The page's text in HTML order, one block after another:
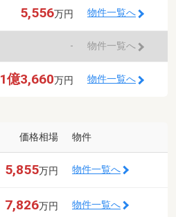
5,556万円 物件一覧へ
- 物件一覧へ
1億3,660万円 物件一覧へ
価格相場 物件
5,855万円 物件一覧へ
7,826万円 物件一覧へ